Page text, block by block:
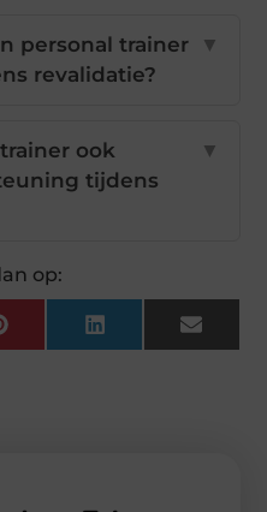
personal trainer
revalidatie?
▼
ook
tijdens
▼
op:
PinterestLinkedInEmail